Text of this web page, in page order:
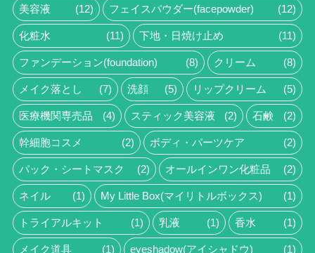
美容液 (12) フェイスパウダー(facepowder) (12)
化粧水 (11) 下地・日焼け止め (11)
ファンデーション(foundation) (8) クリーム (8)
メイク落とし (7) 洗顔 (5) リップクリーム (5)
医療機関専売品 (4) スティック美容液 (2) 石鹸 (2)
幹細胞コスメ (2) ボディ・パーツケア (2)
パック・シートマスク (2) オールインワン化粧品 (2)
ネイル (1) My Little Box(マイリトルボックス) (1)
トライアルキット (1) 乳液 (1) 香水 (1)
メイク道具 (1) eyeshadow(アイシャドウ) (1)